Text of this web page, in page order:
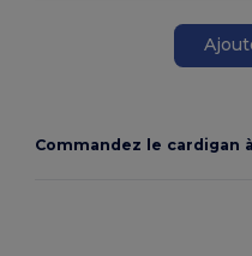
Commandez le cardigan